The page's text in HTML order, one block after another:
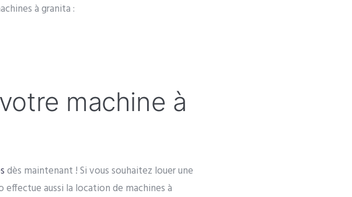
à granita :
machine à
dès maintenant ! Si vous souhaitez louer une
aussi la location de machines à